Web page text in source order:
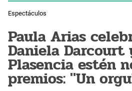
Espectáculos
Paula Arias
Daniela Darcourt
Plasencia estén
premios: "Un